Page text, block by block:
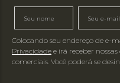
Colocando seu endereço de e-
Privacidade e irá receber
comerciais. Você poderá se